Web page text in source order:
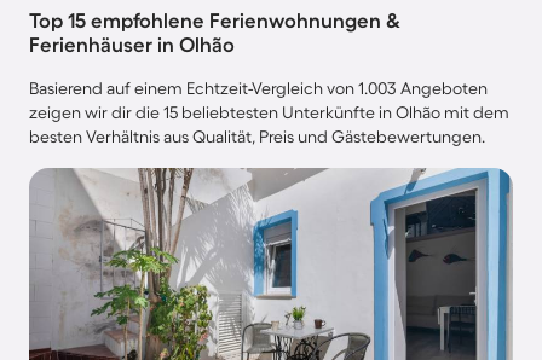
Top 15 empfohlene Ferienwohnungen &
Ferienhäuser in Olhão
Basierend auf einem Echtzeit-Vergleich von 1.003 Angeboten
zeigen wir dir die 15 beliebtesten Unterkünfte in Olhão mit dem
besten Verhältnis aus Qualität, Preis und Gästebewertungen.